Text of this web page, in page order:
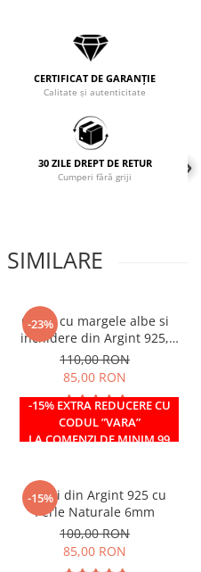
CERTIFICAT DE GARANȚIE
Calitate și autenticitate
30 ZILE DREPT DE RETUR
Cumperi fără griji
SIMILARE
-23%
-15% EXTRA REDUCERE CU
CODUL ”VARA”
LA COMENZI DE MINIM 99
Colier cu margele albe si
inchidere din Argint 925,
reglabil 38-41 cm
110,00 RON
85,00 RON
IN STOC
-15%
Cercei din Argint 925 cu
Perle Naturale 6mm
100,00 RON
85,00 RON